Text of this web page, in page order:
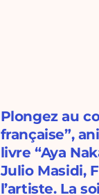
Plongez au
française”,
livre “Aya
Julio Masidi,
l’artiste. La